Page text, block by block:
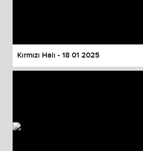
Kırmızı Halı - 18 01 2025